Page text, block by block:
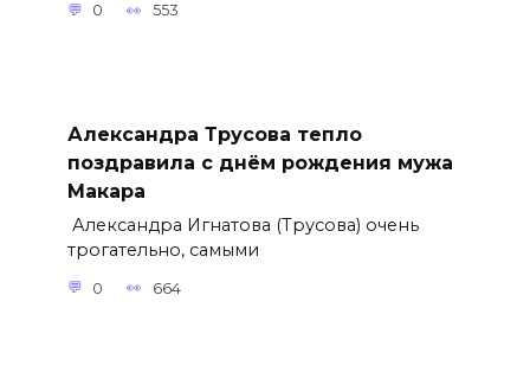
0 553
Александра Трусова тепло
поздравила с днём рождения мужа
Макара
Александра Игнатова (Трусова) очень
трогательно, самыми
0 664